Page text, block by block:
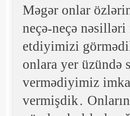
Məgər onlar
neçə-neçə
etdiyimizi
onlara yer üzündə
vermədiyimiz
vermişdik.